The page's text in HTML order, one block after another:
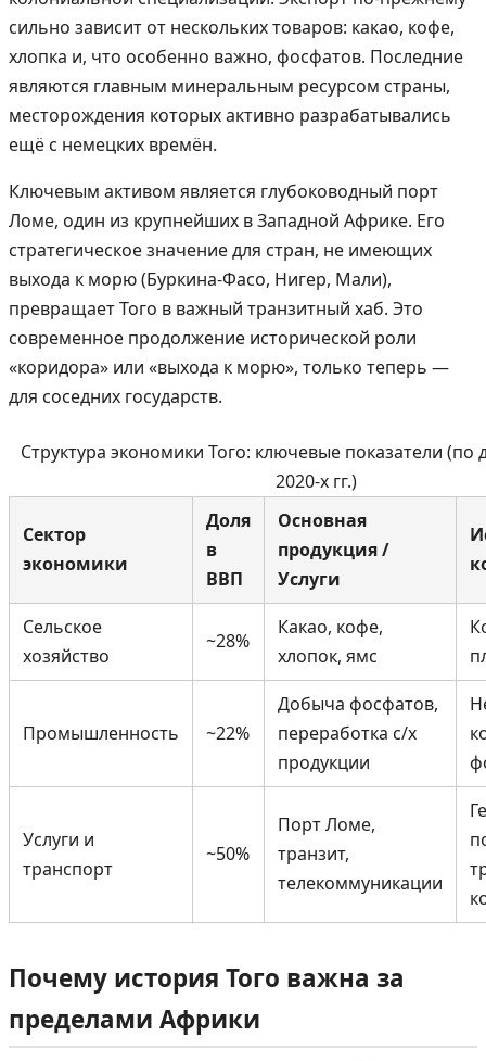
сильно зависит от нескольких товаров: какао, кофе,
хлопка и, что особенно важно, фосфатов. Последние
являются главным минеральным ресурсом страны,
месторождения которых активно разрабатывались
ещё с немецких времён.
Ключевым активом является глубоководный порт
Ломе, один из крупнейших в Западной Африке. Его
стратегическое значение для стран, не имеющих
выхода к морю (Буркина-Фасо, Нигер, Мали),
превращает Того в важный транзитный хаб. Это
современное продолжение исторической роли
«коридора» или «выхода к морю», только теперь —
для соседних государств.
Структура экономики Того: ключевые показатели
2020-х гг.)
Сектор
экономики
Доля
в
ВВП
Основная
продукция /
Услуги
Сельское
хозяйство
~28%
Какао, кофе,
хлопок, ямс
Промышленность ~22%
Добыча фосфатов,
переработка с/х
продукции
Услуги и
транспорт
~50%
Порт Ломе,
транзит,
телекоммуникации
Почему история Того важна за
пределами Африки